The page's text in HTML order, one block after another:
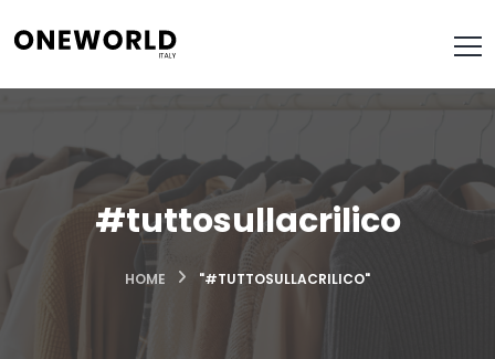
#tuttosullacrilico
HOME "#TUTTOSULLACRILICO"